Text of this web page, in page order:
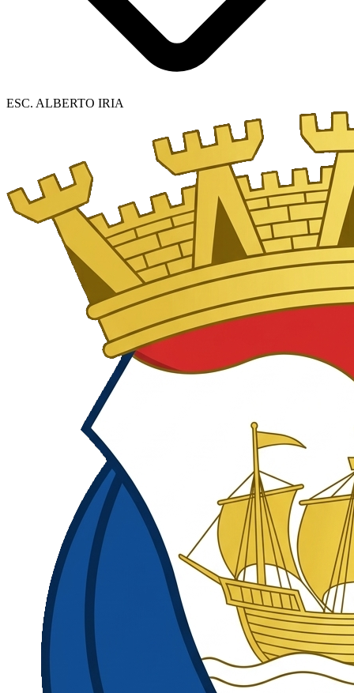
ESC. ALBERTO IRIA